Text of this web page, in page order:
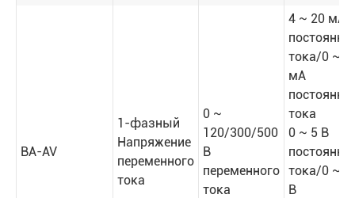
BA-AV
1-фазный
Напряжение
переменного
тока
0 ~
120/300/500
В
переменного
тока
4 ~ 20 мА
тока/0 ~
мА
тока
0 ~ 5 В
тока/0 ~
В